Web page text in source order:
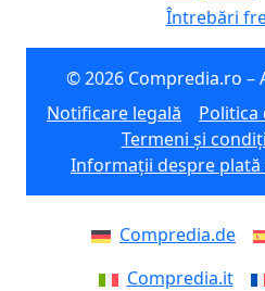
Întrebări
© 2026 Compredia.ro –
Notificare legală
Termeni și
Informații despre plată
Compredia.de
Compredia.it